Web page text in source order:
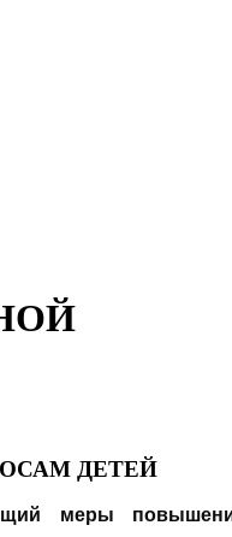
ДЕТЕЙ
меры